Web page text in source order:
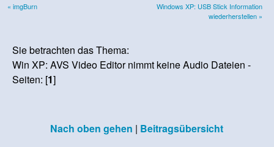
« imgBurn
Windows XP: USB Stick Information
wiederherstellen »
Sie betrachten das Thema:
Win XP: AVS Video Editor nimmt keine Audio Dateien -
Seiten: [1]
Nach oben gehen | Beitragsübersicht